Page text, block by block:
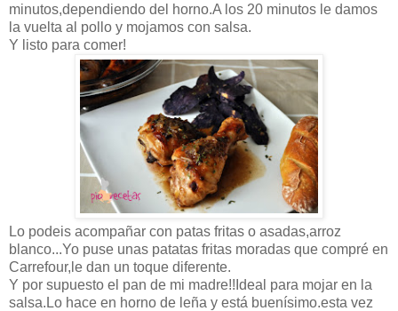
minutos,dependiendo del horno.A los 20 minutos le damos
la vuelta al pollo y mojamos con salsa.
Y listo para comer!
Lo podeis acompañar con patas fritas o asadas,arroz
blanco...Yo puse unas patatas fritas moradas que compré en
Carrefour,le dan un toque diferente.
Y por supuesto el pan de mi madre!!Ideal para mojar en la
salsa.Lo hace en horno de leña y está buenísimo.esta vez